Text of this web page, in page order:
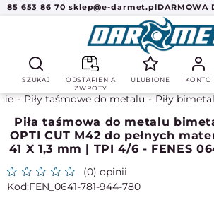
85 653 86 70 sklep@e-darmet.plDARMOWA
SZUKAJ
ODSTĄPIENIA
ZWROTY
ULUBIONE KONTO
Piły taśmowe do metalu Piły
Piła taśmowa do metalu
OPTI CUT M42 do pełnych
41 X 1,3 mm | TPI 4/6 - FENES
(0) opinii
FEN_0641-781-944-780